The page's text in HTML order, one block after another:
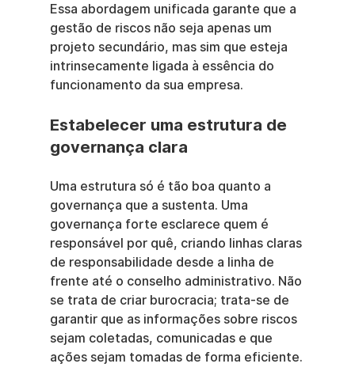
Essa abordagem unificada garante que a
gestão de riscos não seja apenas um
projeto secundário, mas sim que esteja
intrinsecamente ligada à essência do
funcionamento da sua empresa.
Estabelecer uma estrutura de
governança clara
Uma estrutura só é tão boa quanto a
governança que a sustenta. Uma
governança forte esclarece quem é
responsável por quê, criando linhas claras
de responsabilidade desde a linha de
frente até o conselho administrativo. Não
se trata de criar burocracia; trata-se de
garantir que as informações sobre riscos
sejam coletadas, comunicadas e que
ações sejam tomadas de forma eficiente.